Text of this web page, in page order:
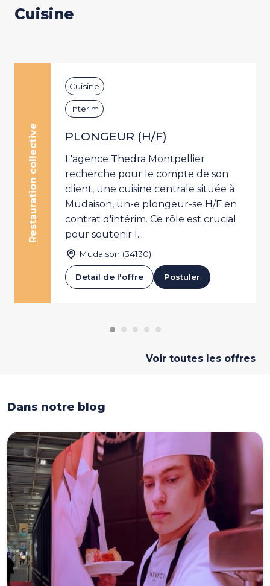
Cuisine
Restauration collective
Cuisine
Interim
PLONGEUR (H/F)
L'agence Thedra Montpellier
recherche pour le compte de son
client, une cuisine centrale située à
Mudaison, un-e plongeur-se H/F en
contrat d'intérim. Ce rôle est crucial
pour soutenir l...
Mudaison (34130)
Detail de l'offre Postuler
Voir toutes les offres
Dans notre blog